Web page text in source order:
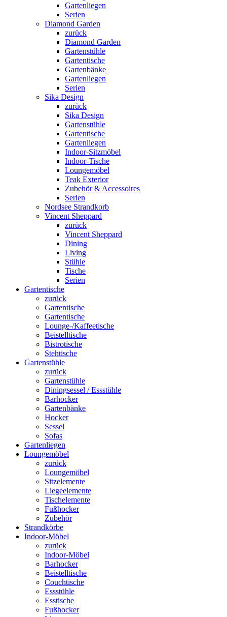
Gartenliegen
Serien
Diamond Garden
zurück
Diamond Garden
Gartenstühle
Gartentische
Gartenbänke
Gartenliegen
Serien
Sika Design
zurück
Sika Design
Gartenstühle
Gartentische
Gartenliegen
Indoor-Sitzmöbel
Indoor-Tische
Loungemöbel
Teak Exterior
Zubehör & Accessoires
Serien
Nordsee Strandkorb
Vincent Sheppard
zurück
Vincent Sheppard
Dining
Living
Stühle
Tische
Serien
Gartentische
zurück
Gartentische
Gartentische
Lounge-/Kaffeetische
Beistelltische
Bistrotische
Stehtische
Gartenstühle
zurück
Gartenstühle
Diningsessel / Essstühle
Barhocker
Gartenbänke
Hocker
Sessel
Sofas
Gartenliegen
Loungemöbel
zurück
Loungemöbel
Sitzelemente
Liegeelemente
Tischelemente
Fußhocker
Zubehör
Strandkörbe
Indoor-Möbel
zurück
Indoor-Möbel
Barhocker
Beistelltische
Couchtische
Essstühle
Esstische
Fußhocker